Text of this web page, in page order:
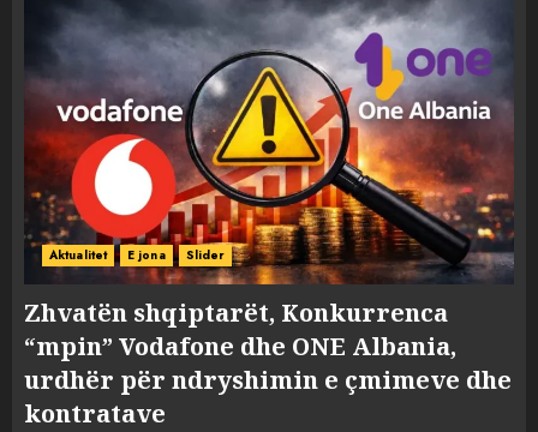
Aktualitet E jona Slider
Zhvatën shqiptarët, Konkurrenca
“mpin” Vodafone dhe ONE Albania,
urdhër për ndryshimin e çmimeve dhe
kontratave